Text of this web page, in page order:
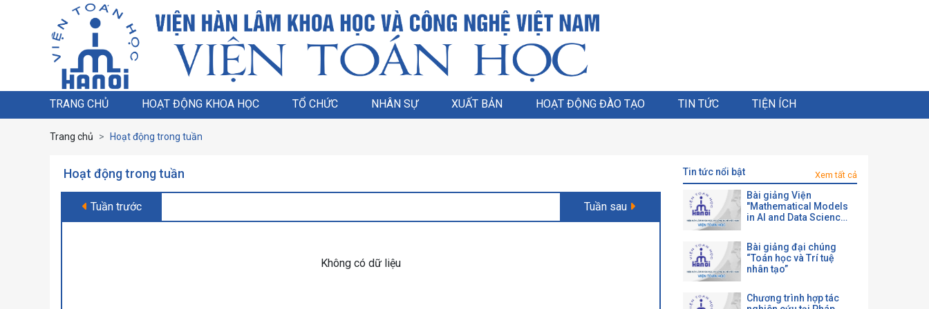
TRANG CHỦ HOẠT ĐỘNG KHOA HỌC TỔ CHỨC NHÂN SỰ XUẤT BẢN HOẠT ĐỘNG ĐÀO TẠO TIN TỨC TIỆN ÍCH
Trang chủ Hoạt động trong tuần
Hoạt động trong tuần
Tuần trước Tuần sau
Không có dữ liệu
tin tức nổi bật Xem tất cả
Bài giảng Viện
"Mathematical Models
in AI and Data Science
Bài giảng đại chúng
“Toán học và Trí tuệ
nhân tạo”
Chương trình hợp tác